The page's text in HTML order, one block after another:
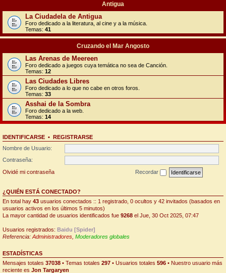
Antigua
La Ciudadela de Antigua
Foro dedicado a la literatura, al cine y a la música.
Temas: 41
Cruzando el Mar Angosto
Las Arenas de Meereen
Foro dedicado a juegos cuya temática no sea de Canción.
Temas: 12
Las Ciudades Libres
Foro dedicado a lo que no cabe en otros foros.
Temas: 33
Asshai de la Sombra
Foro dedicado a la web.
Temas: 14
IDENTIFICARSE • REGISTRARSE
Nombre de Usuario:
Contraseña:
Olvidé mi contraseña
Recordar
¿QUIÉN ESTÁ CONECTADO?
En total hay 43 usuarios conectados :: 1 registrado, 0 ocultos y 42 invitados (basados en
usuarios activos en los últimos 5 minutos)
La mayor cantidad de usuarios identificados fue 9268 el Jue, 30 Oct 2025, 07:47
Usuarios registrados: Baidu [Spider]
Referencia: Administradores Moderadores globales
ESTADÍSTICAS
Mensajes totales 37038 • Temas totales 297 • Usuarios totales 596 • Nuestro usuario más
reciente es Jon Targaryen